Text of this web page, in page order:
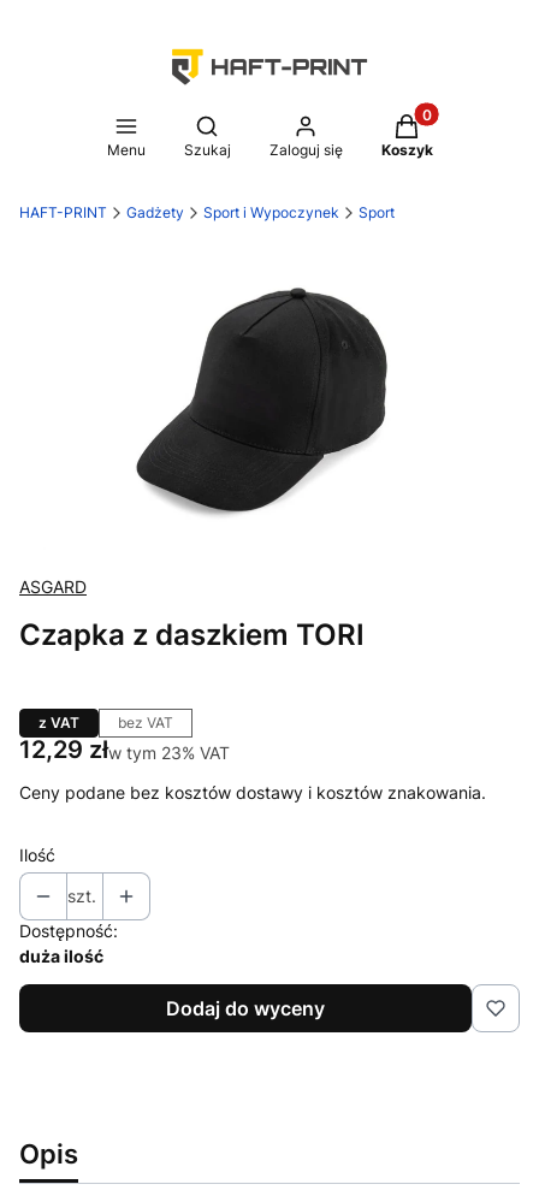
Menu
Otwórz wyszukiwarkę
Szukaj Zaloguj się
Produkty w
Koszyk
HAFT-PRINT Gadżety Sport i Wypoczynek Sport
ASGARD
Czapka z daszkiem TORI
z VAT bez VAT
Cena
12,29 złw tym 23% VAT
w tym 23% VAT
Ceny podane bez kosztów dostawy i kosztów znakowania.
Ilość
szt.
Dostępność:
duża ilość
Dodaj do wyceny
Opis